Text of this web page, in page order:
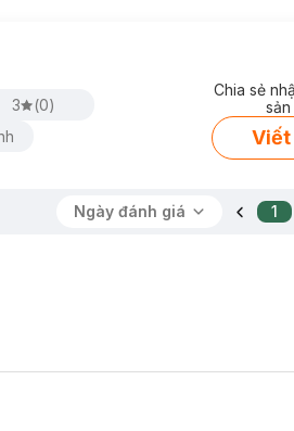
mịn màng.
xệ.
3 (0)
Chia sẻ
Viết
Ngày đánh giá 1